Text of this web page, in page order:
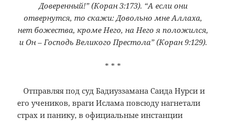
Доверенный!” (Коран 3:173). “А если они
отвернутся, то скажи: Довольно мне Аллаха,
нет божества, кроме Него, на Него я положился,
и Он – Господь Великого Престола” (Коран 9:129).
* * *
Отправляя под суд Бадиуззамана Саида Нурси и
его учеников, враги Ислама повсюду нагнетали
страх и панику, в официальные инстанции